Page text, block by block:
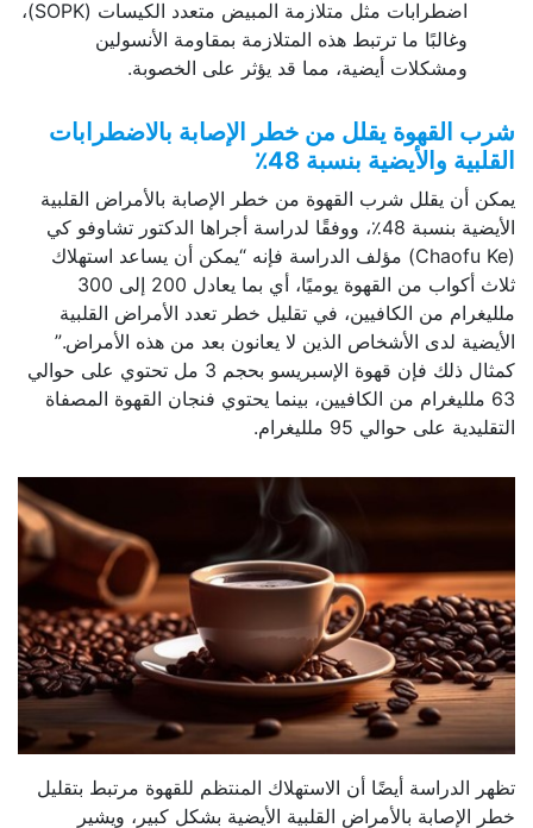
اضطرابات مثل متلازمة المبيض متعدد الكيسات (SOPK)،
وغالبًا ما ترتبط هذه المتلازمة بمقاومة الأنسولين
ومشكلات أيضية، مما قد يؤثر على الخصوبة.
شرب القهوة يقلل من خطر الإصابة بالاضطرابات
القلبية والأيضية بنسبة 48٪
يمكن أن يقلل شرب القهوة من خطر الإصابة بالأمراض القلبية
الأيضية بنسبة 48٪، ووفقًا لدراسة أجراها الدكتور تشاوفو كي
(Chaofu Ke) مؤلف الدراسة فإنه “يمكن أن يساعد استهلاك
ثلاث أكواب من القهوة يوميًا، أي بما يعادل 200 إلى 300
ملليغرام من الكافيين، في تقليل خطر تعدد الأمراض القلبية
الأيضية لدى الأشخاص الذين لا يعانون بعد من هذه الأمراض.”
كمثال ذلك فإن قهوة الإسبريسو بحجم 3 مل تحتوي على حوالي
63 ملليغرام من الكافيين، بينما يحتوي فنجان القهوة المصفاة
التقليدية على حوالي 95 ملليغرام.
تظهر الدراسة أيضًا أن الاستهلاك المنتظم للقهوة مرتبط بتقليل
خطر الإصابة بالأمراض القلبية الأيضية بشكل كبير، ويشير